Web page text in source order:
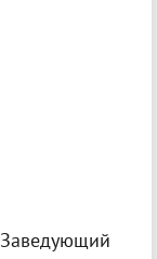
Заведующий